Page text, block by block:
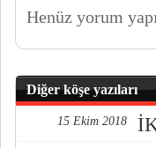
Henüz yorum
Diğer köşe yazıları
15 Ekim 2018